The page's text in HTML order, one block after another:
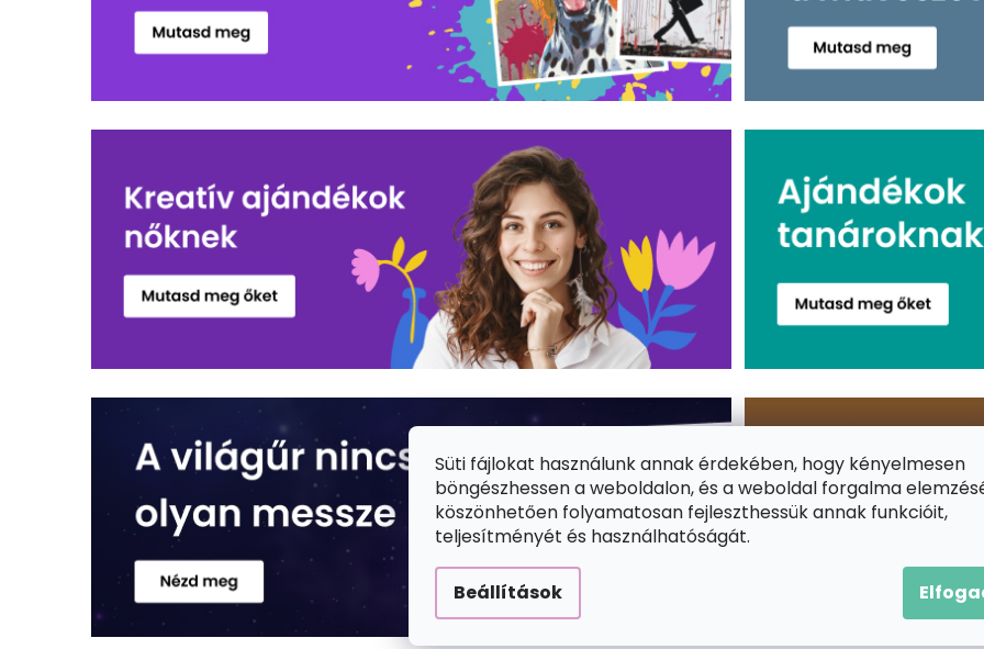
Süti fájlokat használunk annak érdekében, hogy kényelmesen
böngészhessen a weboldalon, és a weboldal forgalma
köszönhetően folyamatosan fejleszthessük annak funkcióit,
teljesítményét és használhatóságát.
Beállítások